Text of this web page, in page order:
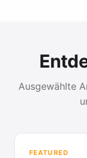
Ausgewählte
FEATURED